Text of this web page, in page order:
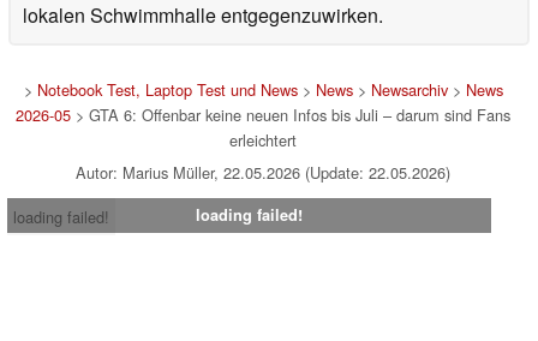
lokalen Schwimmhalle entgegenzuwirken.
> Notebook Test, Laptop Test und News> News> Newsarchiv> News
2026-05 > GTA 6: Offenbar keine neuen Infos bis Juli – darum sind Fans
erleichtert
Autor: Marius Müller, 22.05.2026 (Update: 22.05.2026)
loading failed!
loading failed!